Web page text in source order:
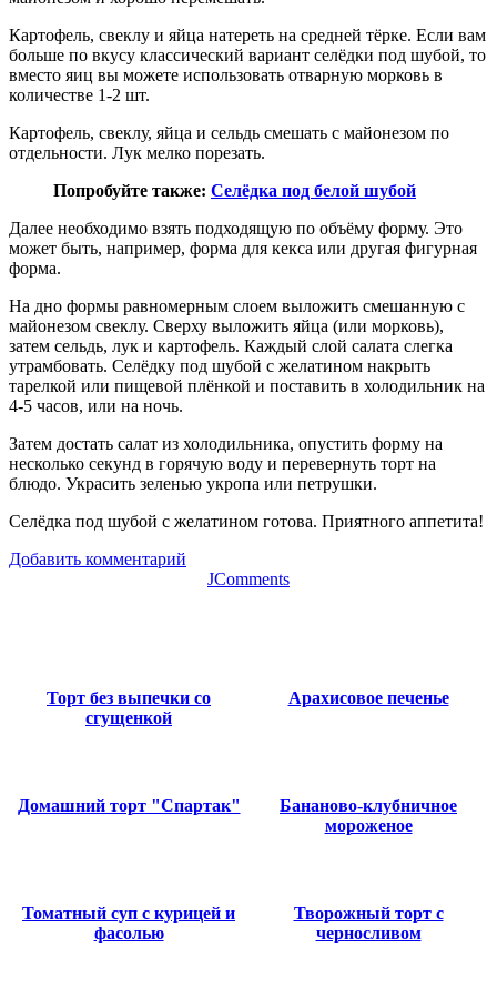
Картофель, свеклу и яйца натереть на средней тёрке. Если вам
больше по вкусу классический вариант селёдки под шубой, то
вместо яиц вы можете использовать отварную морковь в
количестве 1-2 шт.
Картофель, свеклу, яйца и сельдь смешать с майонезом по
отдельности. Лук мелко порезать.
Попробуйте также: Селёдка под белой шубой
Далее необходимо взять подходящую по объёму форму. Это
может быть, например, форма для кекса или другая фигурная
форма.
На дно формы равномерным слоем выложить смешанную с
майонезом свеклу. Сверху выложить яйца (или морковь),
затем сельдь, лук и картофель. Каждый слой салата слегка
утрамбовать. Селёдку под шубой с желатином накрыть
тарелкой или пищевой плёнкой и поставить в холодильник на
4-5 часов, или на ночь.
Затем достать салат из холодильника, опустить форму на
несколько секунд в горячую воду и перевернуть торт на
блюдо. Украсить зеленью укропа или петрушки.
Селёдка под шубой с желатином готова. Приятного аппетита!
Добавить комментарий
JComments
Торт без выпечки со
сгущенкой
Арахисовое печенье
Домашний торт "Спартак"
Бананово-клубничное
мороженое
Томатный суп с курицей и
фасолью
Творожный торт с
черносливом